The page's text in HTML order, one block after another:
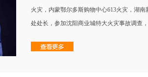
火灾，内蒙鄂尔多斯购物中心613火灾，湖
处处长，参加沈阳商业城特大火灾事故调查